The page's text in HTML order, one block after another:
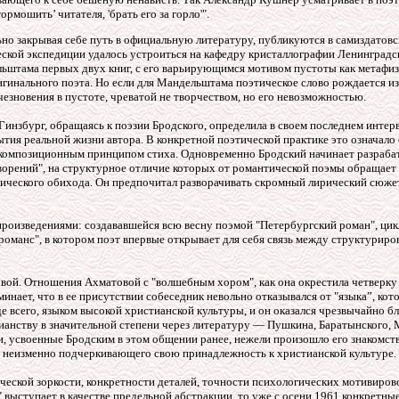
читателя, 'брать его за горло'".
закрывая себе путь в официальную литературу, публикуются в
экспедиции удалось устроиться на кафедру кристаллографии
первых двух книг, с его варьирующимся мотивом пустоты как
поэта. Но если для Мандельштама поэтическое слово рождается
в пустоте, чреватой не творчеством, но его невозможностью.
обращаясь к поэзии Бродского, определила в своем последнем
реальной жизни автора.В конкретной поэтической практике это
принципом стиха. Одновременно Бродский начинает
на структурное отличие которых от романтической поэмы
обихода. Он предпочитал разворачивать скромный лирический
создававшейся всю весну поэмой "Петербургский роман",
в котором поэт впервые открывает для себя связь между
Отношения Ахматовой с "волшебным хором", как она окрестила
что в ее присутствии собеседник невольно отказывался от "языка”,
всего, языком высокой христианской культуры, и он оказался чрезвычайно
в значительной степени через литературу — Пушкина,
Бродским в этом общении ранее, нежели произошло его
подчеркивающего свою принадлежность к христианской культуре.
зоркости, конкретности деталей, точности психологических
в качестве предельной абстракции, то уже с осени 1961